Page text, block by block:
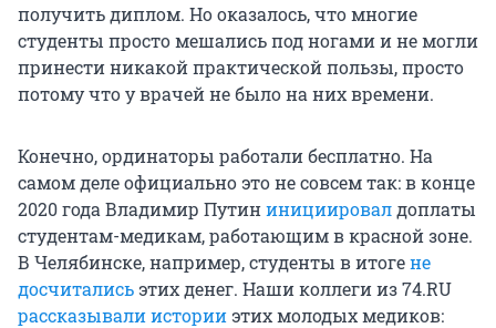
получить диплом. Но оказалось, что многие
студенты просто мешались под ногами и не могли
принести никакой практической пользы, просто
потому что у врачей не было на них времени.
Конечно, ординаторы работали бесплатно. На
самом деле официально это не совсем так: в конце
2020 года Владимир Путининициировалдоплаты
студентам-медикам, работающим в красной зоне.
В Челябинске, например, студенты в итогене
досчиталисьэтих денег. Наши коллеги из 74.RU
рассказывали историиэтих молодых медиков: